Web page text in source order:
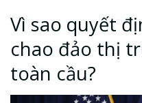
Vì sao quyết
chao đảo thị
toàn cầu?